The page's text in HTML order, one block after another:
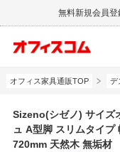
無料新規会員登
オフィス家具通販TOP デ
Sizeno(シゼノ) サイズ
ュ A型脚 スリムタイ
720mm 天然木 無垢材